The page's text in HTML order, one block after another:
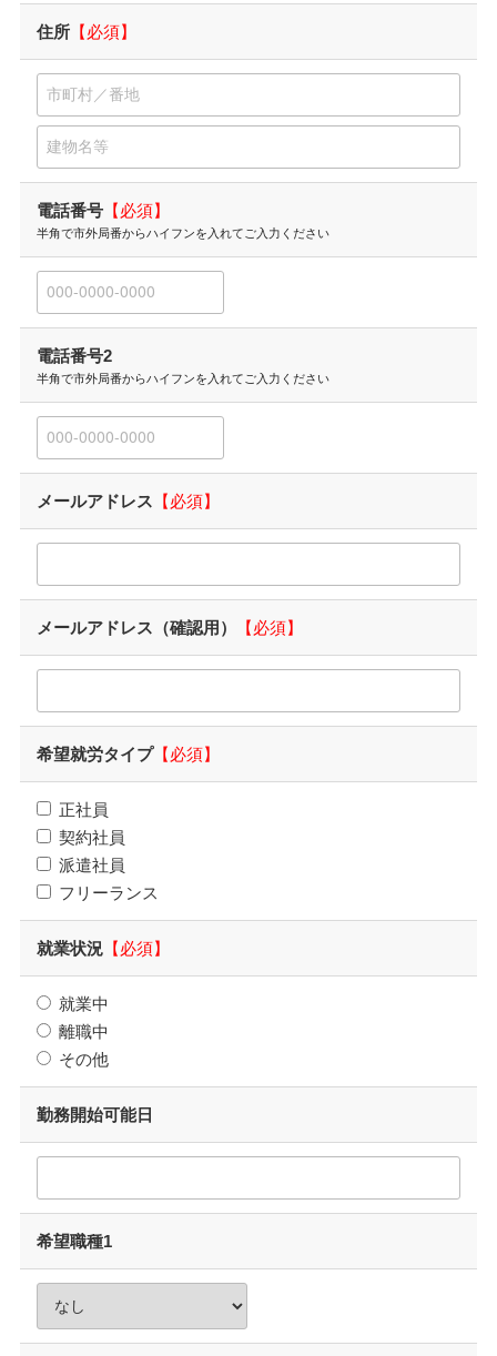
住所【必須】
電話番号【必須】
半角で市外局番からハイフンを入れて ご入力ください
電話番号2
半角で市外局番からハイフンを入れて ご入力ください
メールアドレス 【必須】
メールアドレス（確認用） 【必須】
希望就労タイプ【必須】
正社員
契約社員
派遣社員
フリーランス
就業状況【必須】
就業中
離職中
その他
勤務開始可能日
希望職種1